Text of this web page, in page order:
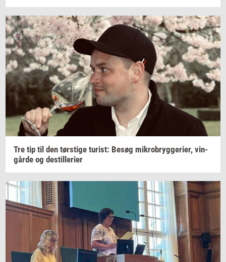
Tre tip til den tørsti­ge turist: Besøg mi­kro­bryg­ge­ri­er, vin­
går­de og destil­le­ri­er